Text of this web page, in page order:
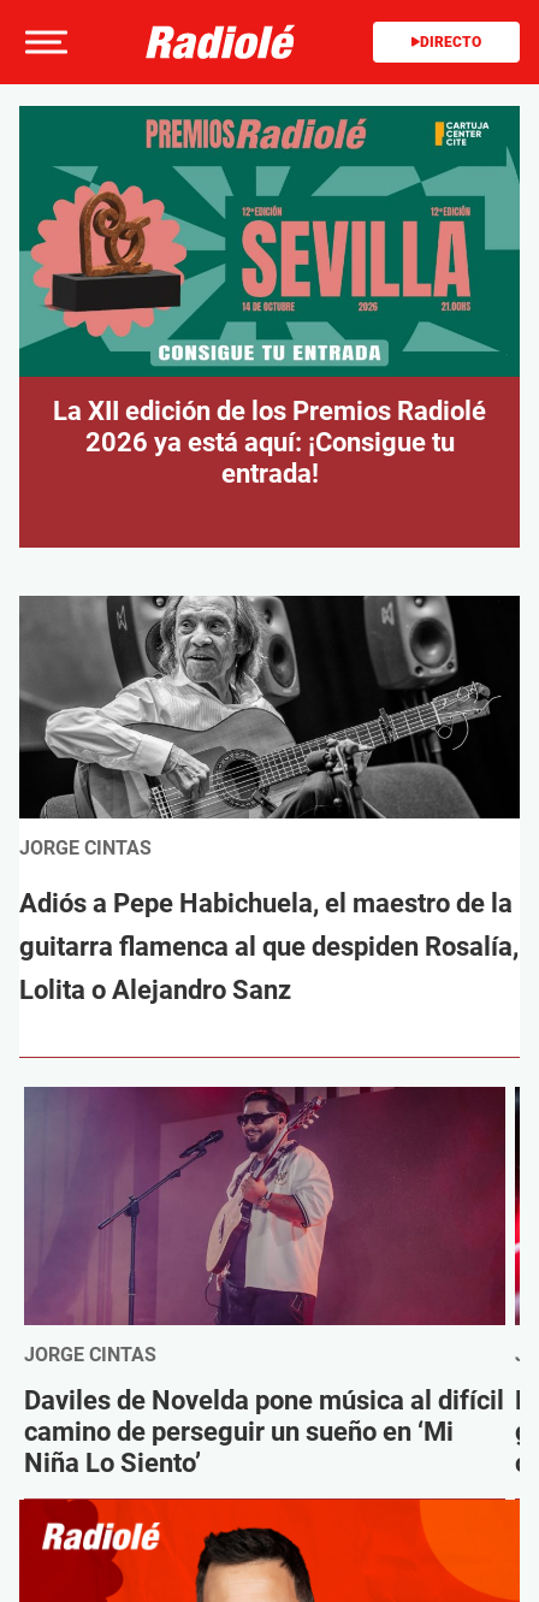
DIRECTO
La XII edición de los Premios Radiolé
2026 ya está aquí: ¡Consigue tu
entrada!
JORGE CINTAS
Adiós a Pepe Habichuela, el maestro de la
guitarra flamenca al que despiden Rosalía,
Lolita o Alejandro Sanz
JORGE CINTAS
Daviles de Novelda pone música al difícil
camino de perseguir un sueño en ‘Mi
Niña Lo Siento’